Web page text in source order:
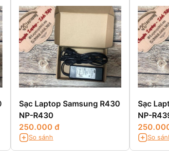
Sạc Laptop Samsung R430
NP-R430
250.000 đ
So sánh
Sạc
NP-
So